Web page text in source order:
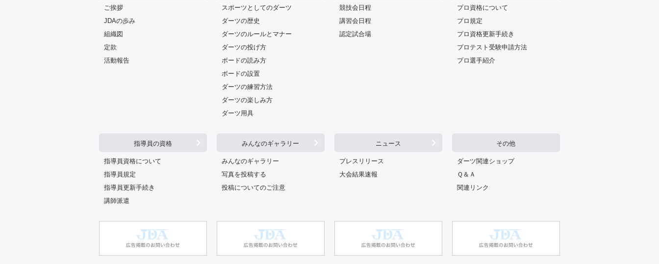
ご挨拶
JDAの歩み
組織図
定款
活動報告
スポーツとしてのダーツ
ダーツの歴史
ダーツのルールとマナー
ダーツの投げ方
ボードの読み方
ボードの設置
ダーツの練習方法
ダーツの楽しみ方
ダーツ用具
競技会日程
講習会日程
認定試合場
プロ資格について
プロ規定
プロ資格更新手続き
プロテスト受験申請方法
プロ選手紹介
指導員の資格
指導員資格について
指導員規定
指導員更新手続き
講師派遣
みんなのギャラリー
みんなのギャラリー
写真を投稿する
投稿についてのご注意
ニュース
プレスリリース
大会結果速報
その他
ダーツ関連ショップ
Ｑ＆Ａ
関連リンク